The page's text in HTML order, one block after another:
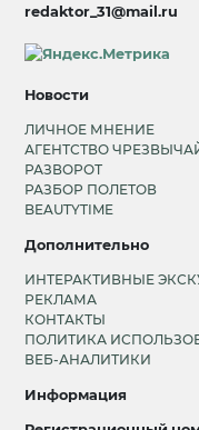
redaktor_31@mail.ru
Новости
ЛИЧНОЕ МНЕНИЕ
АГЕНТСТВО
РАЗВОРОТ
РАЗБОР ПОЛЕТОВ
BEAUTYTIME
Дополнительно
ИНТЕРАКТИВНЫЕ
РЕКЛАМА
КОНТАКТЫ
ПОЛИТИКА
ВЕБ-АНАЛИТИКИ
Информация